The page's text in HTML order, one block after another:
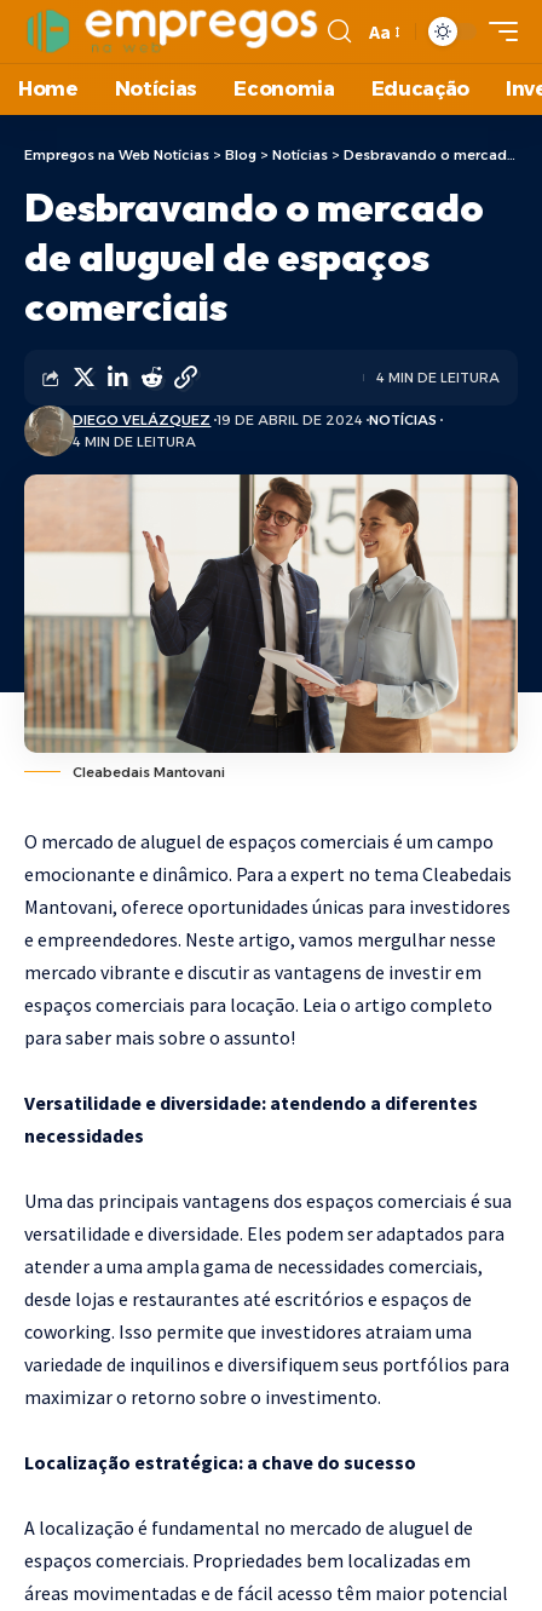
Aa
Home Notícias Economia Educação
Empregos na Web Notícias > Blog > Notícias > Desbravando o mercado de aluguel de espaços comerciais
Desbravando o mercado
de aluguel de espaços
comerciais
DIEGO VELÁZQUEZ 19 DE ABRIL DE 2024 NOTÍCIAS
4 MIN DE LEITURA
4 MIN DE LEITURA
Cleabedais Mantovani
O mercado de aluguel de espaços comerciais é um campo
emocionante e dinâmico. Para a expert no tema Cleabedais
Mantovani, oferece oportunidades únicas para investidores
e empreendedores. Neste artigo, vamos mergulhar nesse
mercado vibrante e discutir as vantagens de investir em
espaços comerciais para locação. Leia o artigo completo
para saber mais sobre o assunto!
Versatilidade e diversidade: atendendo a diferentes
necessidades
Uma das principais vantagens dos espaços comerciais é sua
versatilidade e diversidade. Eles podem ser adaptados para
atender a uma ampla gama de necessidades comerciais,
desde lojas e restaurantes até escritórios e espaços de
coworking. Isso permite que investidores atraiam uma
variedade de inquilinos e diversifiquem seus portfólios para
maximizar o retorno sobre o investimento.
Localização estratégica: a chave do sucesso
A localização é fundamental no mercado de aluguel de
espaços comerciais. Propriedades bem localizadas em
áreas movimentadas e de fácil acesso têm maior potencial